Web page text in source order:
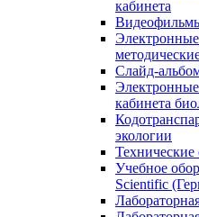
кабинета
Слайд-
Электронные
кабинета
экологии
Технические
Учебное
Scientific